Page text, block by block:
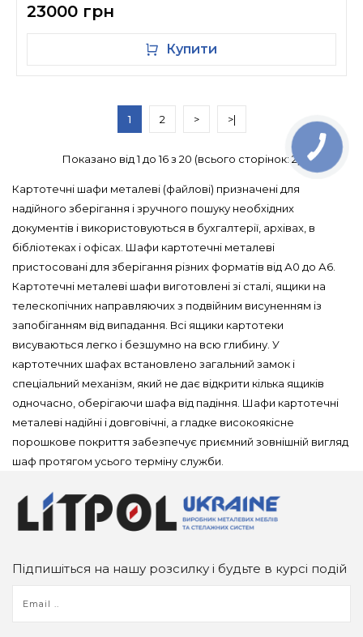
23000 грн
Купити
1 2 > >|
Показано від 1 до 16 з 20 (всього сторінок: 2)
Картотечні шафи металеві (файлові) призначені для
надійного зберігання і зручного пошуку необхідних
документів і використовуються в бухгалтерії, архівах, в
бібліотеках і офісах. Шафи картотечні металеві
пристосовані для зберігання різних форматів від А0 до А6.
Картотечні металеві шафи виготовлені зі сталі, ящики на
телескопічних направляючих з подвійним висуненням із
запобіганням від випадання. Всі ящики картотеки
висуваються легко і безшумно на всю глибину. У
картотечних шафах встановлено загальний замок і
спеціальний механізм, який не дає відкрити кілька ящиків
одночасно, оберігаючи шафа від падіння. Шафи картотечні
металеві надійні і довговічні, а гладке високоякісне
порошкове покриття забезпечує приємний зовнішній вигляд
шаф протягом усього терміну служби.
Підпишіться на нашу розсилку і будьте в курсі подій